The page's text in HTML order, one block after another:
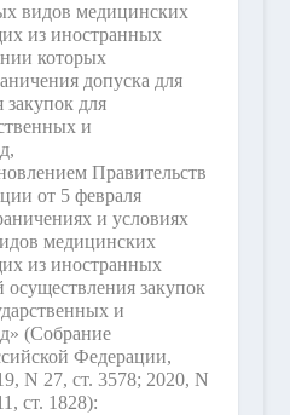
видов медицинских
из иностранных
которых
допуска для
закупок для
и
Правительств
от 5 февраля
и условиях
медицинских
из иностранных
осуществления закупок
и
(Собрание
Федерации,
N 27, ст. 3578; 2020, N
ст. 1828):